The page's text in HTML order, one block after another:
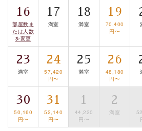
豊富な知識を持ったドライバー兼
案内します。 事前ご予約制ですの
は【3日前まで】にお電話ください。
※交通規制などにより運行できな
※年末年始及び御柱祭前後は運行し
以上がプラン内容です。
上諏訪温泉“しんゆ”なら諏訪大社
で心癒されます。
清らかな源泉、自然の恵みあるお
16
部屋数ま
たは人数
を変更
17
満室
18
満室
19
70,400
円〜
23
満室
24
57,420
円〜
25
満室
26
48,180
円〜
30
50,160
円〜
31
52,140
円〜
1
44,220
円〜
2
満室